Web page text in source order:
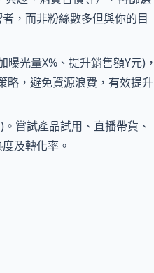
，而非粉絲數多但與你的目
光量X%、提升銷售額Y元)，
略，避免資源浪費，有效提升
嘗試產品試用、直播帶貨、
及轉化率。